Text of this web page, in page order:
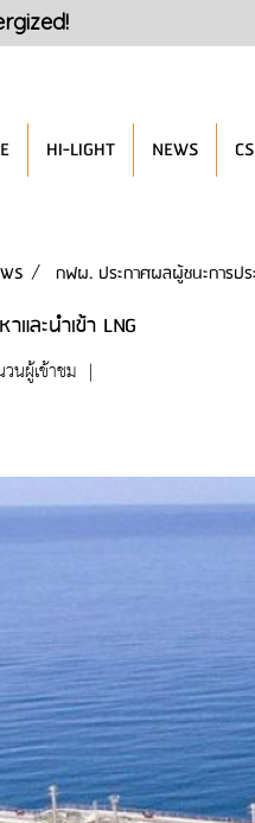
HI-LIGHT NEWS
กฟผ. ประกาศผลผู้ชนะการปร
ละนำเข้า LNG
นผู้เข้าชม |